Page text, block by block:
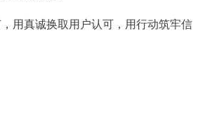
用真诚换取用户认可，用行动筑牢信